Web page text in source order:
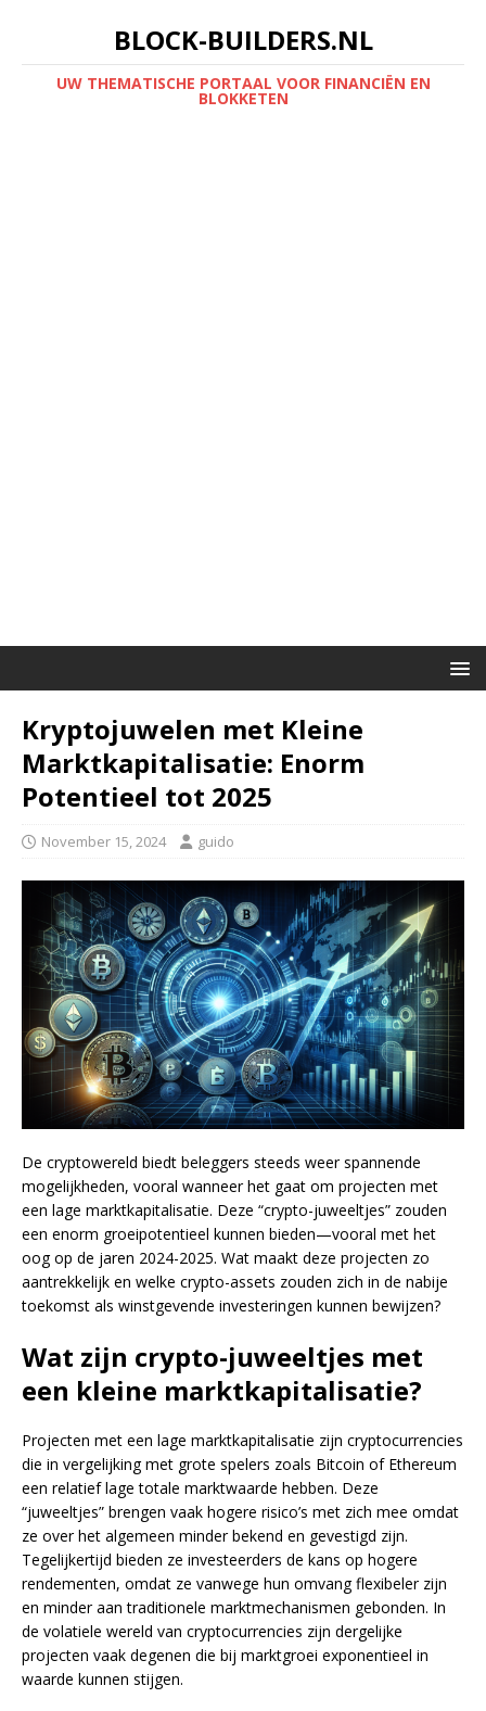
BLOCK-BUILDERS.NL
UW THEMATISCHE PORTAAL VOOR FINANCIËN EN
BLOKKETEN
Kryptojuwelen met Kleine
Marktkapitalisatie: Enorm
Potentieel tot 2025
November 15, 2024 guido
De cryptowereld biedt beleggers steeds weer spannende
mogelijkheden, vooral wanneer het gaat om projecten met
een lage marktkapitalisatie. Deze “crypto-juweeltjes” zouden
een enorm groeipotentieel kunnen bieden—vooral met het
oog op de jaren 2024-2025. Wat maakt deze projecten zo
aantrekkelijk en welke crypto-assets zouden zich in de nabije
toekomst als winstgevende investeringen kunnen bewijzen?
Wat zijn crypto-juweeltjes met
een kleine marktkapitalisatie?
Projecten met een lage marktkapitalisatie zijn cryptocurrencies
die in vergelijking met grote spelers zoals Bitcoin of Ethereum
een relatief lage totale marktwaarde hebben. Deze
“juweeltjes” brengen vaak hogere risico’s met zich mee omdat
ze over het algemeen minder bekend en gevestigd zijn.
Tegelijkertijd bieden ze investeerders de kans op hogere
rendementen, omdat ze vanwege hun omvang flexibeler zijn
en minder aan traditionele marktmechanismen gebonden. In
de volatiele wereld van cryptocurrencies zijn dergelijke
projecten vaak degenen die bij marktgroei exponentieel in
waarde kunnen stijgen.